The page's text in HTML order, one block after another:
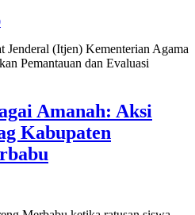
Jenderal (Itjen) Kementerian Agama
Pemantauan dan Evaluasi
Amanah: Aksi
Kabupaten